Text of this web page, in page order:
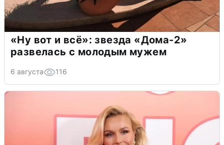
«Ну вот и всё»: звезда «Дома-2»
развелась с молодым мужем
6 августа 116